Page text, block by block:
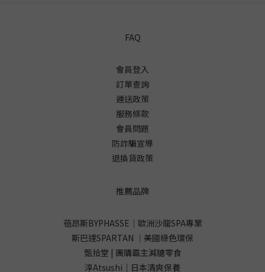
FAQ
會員登入
訂單查詢
運送政策
服務條款
會員問題
防詐騙宣導
退換貨政策
推薦品牌
蓓昂斯BYPHASSE｜歐洲沙龍SPA專業
斯巴達SPARTAN ｜美國綠色環保
甄拾堂 | 團購霸主減糖零食
淳Atsushi｜日本清爽保養